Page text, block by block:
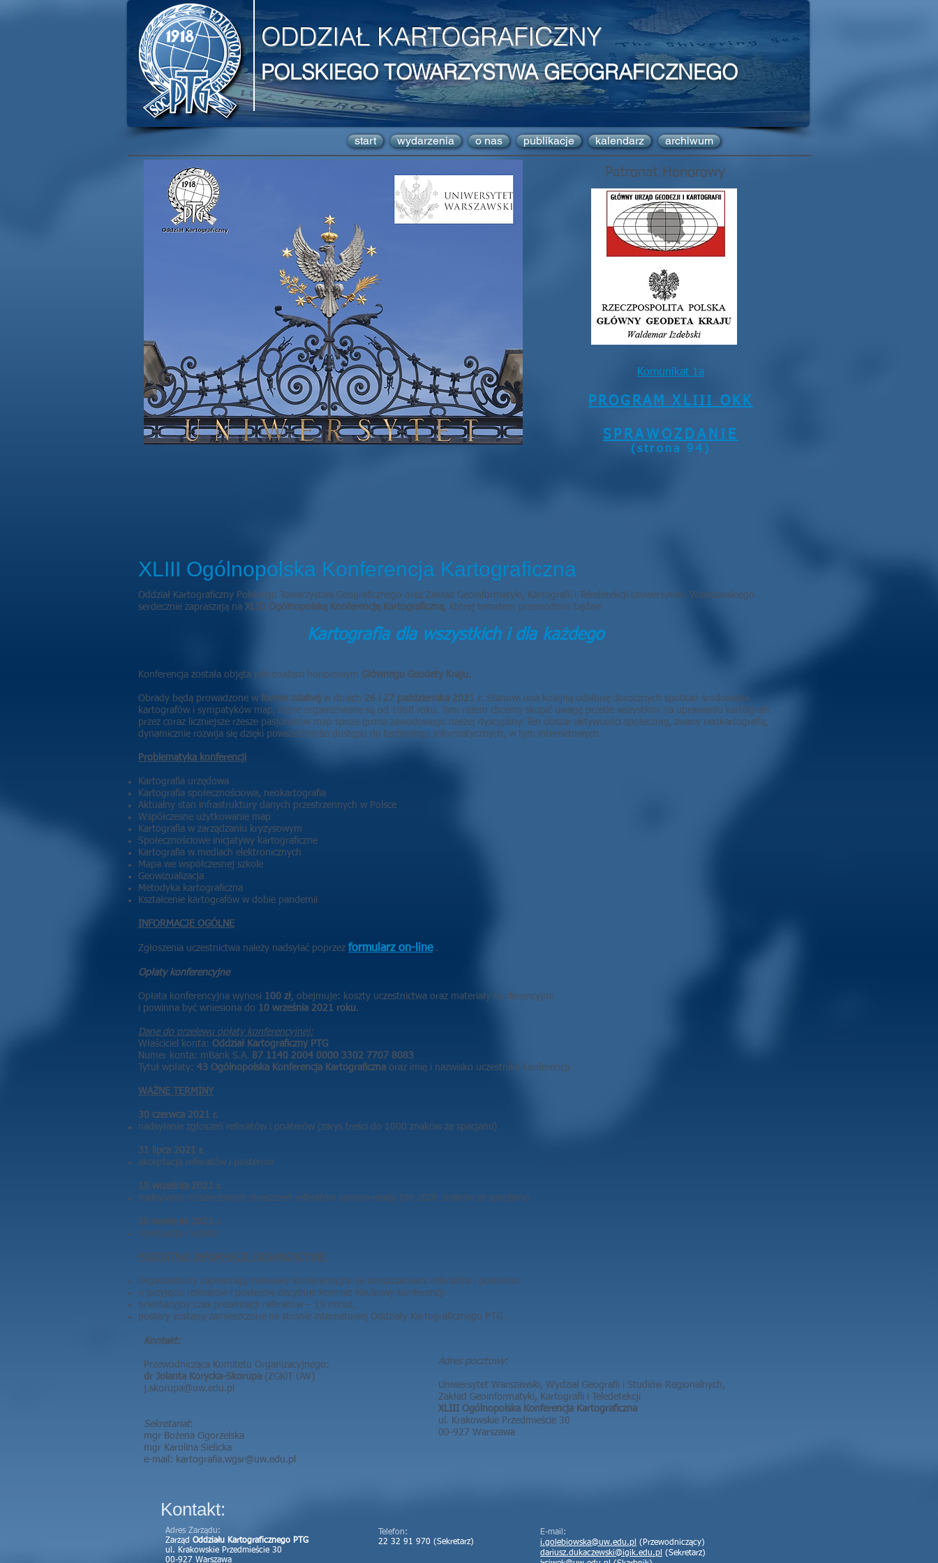
ODDZIAŁ KARTOGRAFICZNY
POLSKIEGO TOWARZYSTWA GEOGRAFICZNEGO
start wydarzenia o nas publikacje kalendarz archiwum
Patronat Honorowy
Komunikat 1a
PROGRAM XLIII OKK
SPRAWOZDANIE
(strona 94)
XLIII Ogólnopolska Konferencja Kartograficzna
Oddział Kartograficzny Polskiego Towarzystwa Geograficznego oraz Zakład Geoinformatyki, Kartografii i Teledetekcji Uniwersytetu Warszawskiego
serdecznie zapraszają na XLIII Ogólnopolską Konferencję Kartograficzną, której tematem przewodnim będzie
Kartografia dla wszystkich i dla każdego
Konferencja została objęta patronatem honorowym Głównego Geodety Kraju .
Obrady będą prowadzone w formie zdalnej w dniach 26 i 27 października 2021 r. Stanowi ona kolejną odsłonę dorocznych spotkań środowiska
kartografów i sympatyków map, które organizowane są od 1968 roku. Tym razem chcemy skupić uwagę przede wszystkim na uprawianiu kartografii
przez coraz liczniejsze rzesze pasjonatów map spoza grona zawodowego naszej dyscypliny. Ten obszar aktywności społecznej, zwany neokartografią,
dynamicznie rozwija się dzięki powszechności dostępu do technologii informatycznych, w tym internetowych.
Problematyka konferencji
Kartografia urzędowa
Kartografia społecznościowa, neokartografia
Aktualny stan infrastruktury danych przestrzennych w Polsce
Współczesne użytkowanie map
Kartografia w zarządzaniu kryzysowym
Społecznościowe inicjatywy kartograficzne
Kartografia w mediach elektronicznych
Mapa we współczesnej szkole
Geowizualizacja
Metodyka kartograficzna
Kształcenie kartografów w dobie pandemii
INFORMACJE OGÓLNE
Zgłoszenia uczestnictwa należy nadsyłać poprzez formularz on-line.
Opłaty konferencyjne
Opłata konferencyjna wynosi 100 zł, obejmuje: koszty uczestnictwa oraz materiały konferencyjne
i powinna być wniesiona do 10 września 2021 roku.
Dane do przelewu opłaty konferencyjnej:
Właściciel konta: Oddział Kartograficzny PTG
Numer konta: mBank S.A. 87 1140 2004 0000 3302 7707 8083
Tytuł wpłaty: 43 Ogólnopolska Konferencja Kartograficzna oraz imię i nazwisko uczestnika konferencji
WAŻNE TERMINY
30 czerwca 2021 r.
nadsyłanie zgłoszeń referatów i poaterów (zarys treści do 1000 znaków ze spacjami)​
31 lipca 2021 r.
akceptacja referatów i posterów
15 września 2021 r.
nadsyłanie rozszerzonych streszczeń referatów camera-ready (do 2000 znaków ze spacjami)
10 września 2021 r.
rejestracja i wpłaty
POZOSTAŁE INFORMACJE ORGANIZACYJNE
Organizatorzy zapewniają materiały konferencyjne ze streszczeniami referatów i posterów
o przyjęciu referatów i posterów decyduje Komitet Naukowy Konferencji
orientacyjny czas prezentacji referatów – 15 minut.
postery zostaną zamieszczone na stronie internetowej Oddziały Kartograficznego PTG .​
Kontakt:
Przewodnicząca Komitetu Organizacyjnego:
dr Jolanta Korycka-Skorupa (ZGKiT UW)
j.skorupa@uw.edu.pl
Sekretariat:
mgr Bożena Ogorzelska
mgr Karolina Sielicka
e-mail: kartografia.wgsr@uw.edu.pl
Adres pocztowy:
Uniwersytet Warszawski, Wydział Geografii i Studiów Regionalnych,
Zakład Geoinformatyki, Kartografii i Teledetekcji
XLIII Ogólnopolska Konferencja Kartograficzna
ul. Krakowskie Przedmieście 30
00-927 Warszawa
Kontakt:
Adres Zarządu:
Zarząd Oddziału Kartograficznego PTG
ul. Krakowskie Przedmieście 30
00-927 Warszawa
Telefon:
22 32 91 970 (Sekretarz)
E-mail:
i.golebiowska@uw.edu.pl (Przewodniczący)
dariusz.dukaczewski@igik.edu.pl (Sekretarz)